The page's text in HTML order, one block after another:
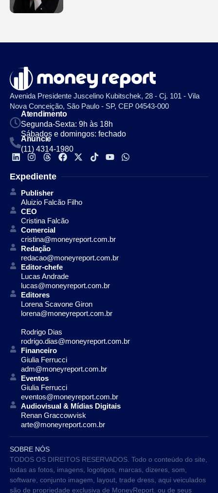
Avenida Presidente Juscelino Kubitschek, 28 - Cj. 101 - Vila
Nova Conceição, São Paulo - SP, CEP 04543-000
Atendimento
Segunda-Sexta: 9h às 18h
Sábados e domingos: fechado
Anuncie
(11) 4314-1980
Expediente
Publisher
Aluizio Falcão Filho
CEO
Cristina Falcão
Comercial
cristina@moneyreport.com.br
Redação
redacao@moneyreport.com.br
Editor-chefe
Lucas Andrade
lucas@moneyreport.com.br
Editores
Lorena Scavone Giron
lorena@moneyreport.com.br
Rodrigo Dias
rodrigo.dias@moneyreport.com.br
Financeiro
Giulia Ferrucci
adm@moneyreport.com.br
Eventos
Giulia Ferrucci
eventos@moneyreport.com.br
Audiovisual & Mídias Digitais
Renan Graccowvisk
arte@moneyreport.com.br
SOBRE NÓS
TODOS OS DIREITOS RESERVADOS. Todo o conteúdo do site,
todas as fotos, imagens, logotipos, marcas, dizeres, som,
software, conjunto imagem, layout, trade dress, aqui veiculados
são de propriedade exclusiva de MoneyReport. ou de seus